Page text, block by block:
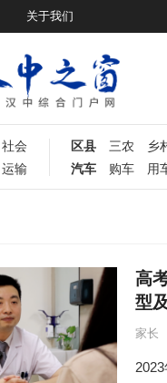
关于我们
社会
运输
区县 三农 乡
汽车
购车 用
高
型
家长